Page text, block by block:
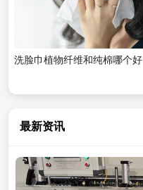
洗脸巾植物纤维和纯棉哪个好
最新资讯